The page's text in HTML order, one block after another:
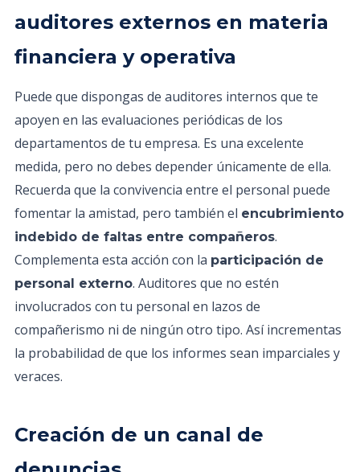
auditores externos en materia
financiera y operativa
Puede que dispongas de auditores internos que te
apoyen en las evaluaciones periódicas de los
departamentos de tu empresa. Es una excelente
medida, pero no debes depender únicamente de ella.
Recuerda que la convivencia entre el personal puede
fomentar la amistad, pero también el encubrimiento
indebido de faltas entre compañeros.
Complementa esta acción con la participación de
personal externo. Auditores que no estén
involucrados con tu personal en lazos de
compañerismo ni de ningún otro tipo. Así incrementas
la probabilidad de que los informes sean imparciales y
veraces.
Creación de un canal de